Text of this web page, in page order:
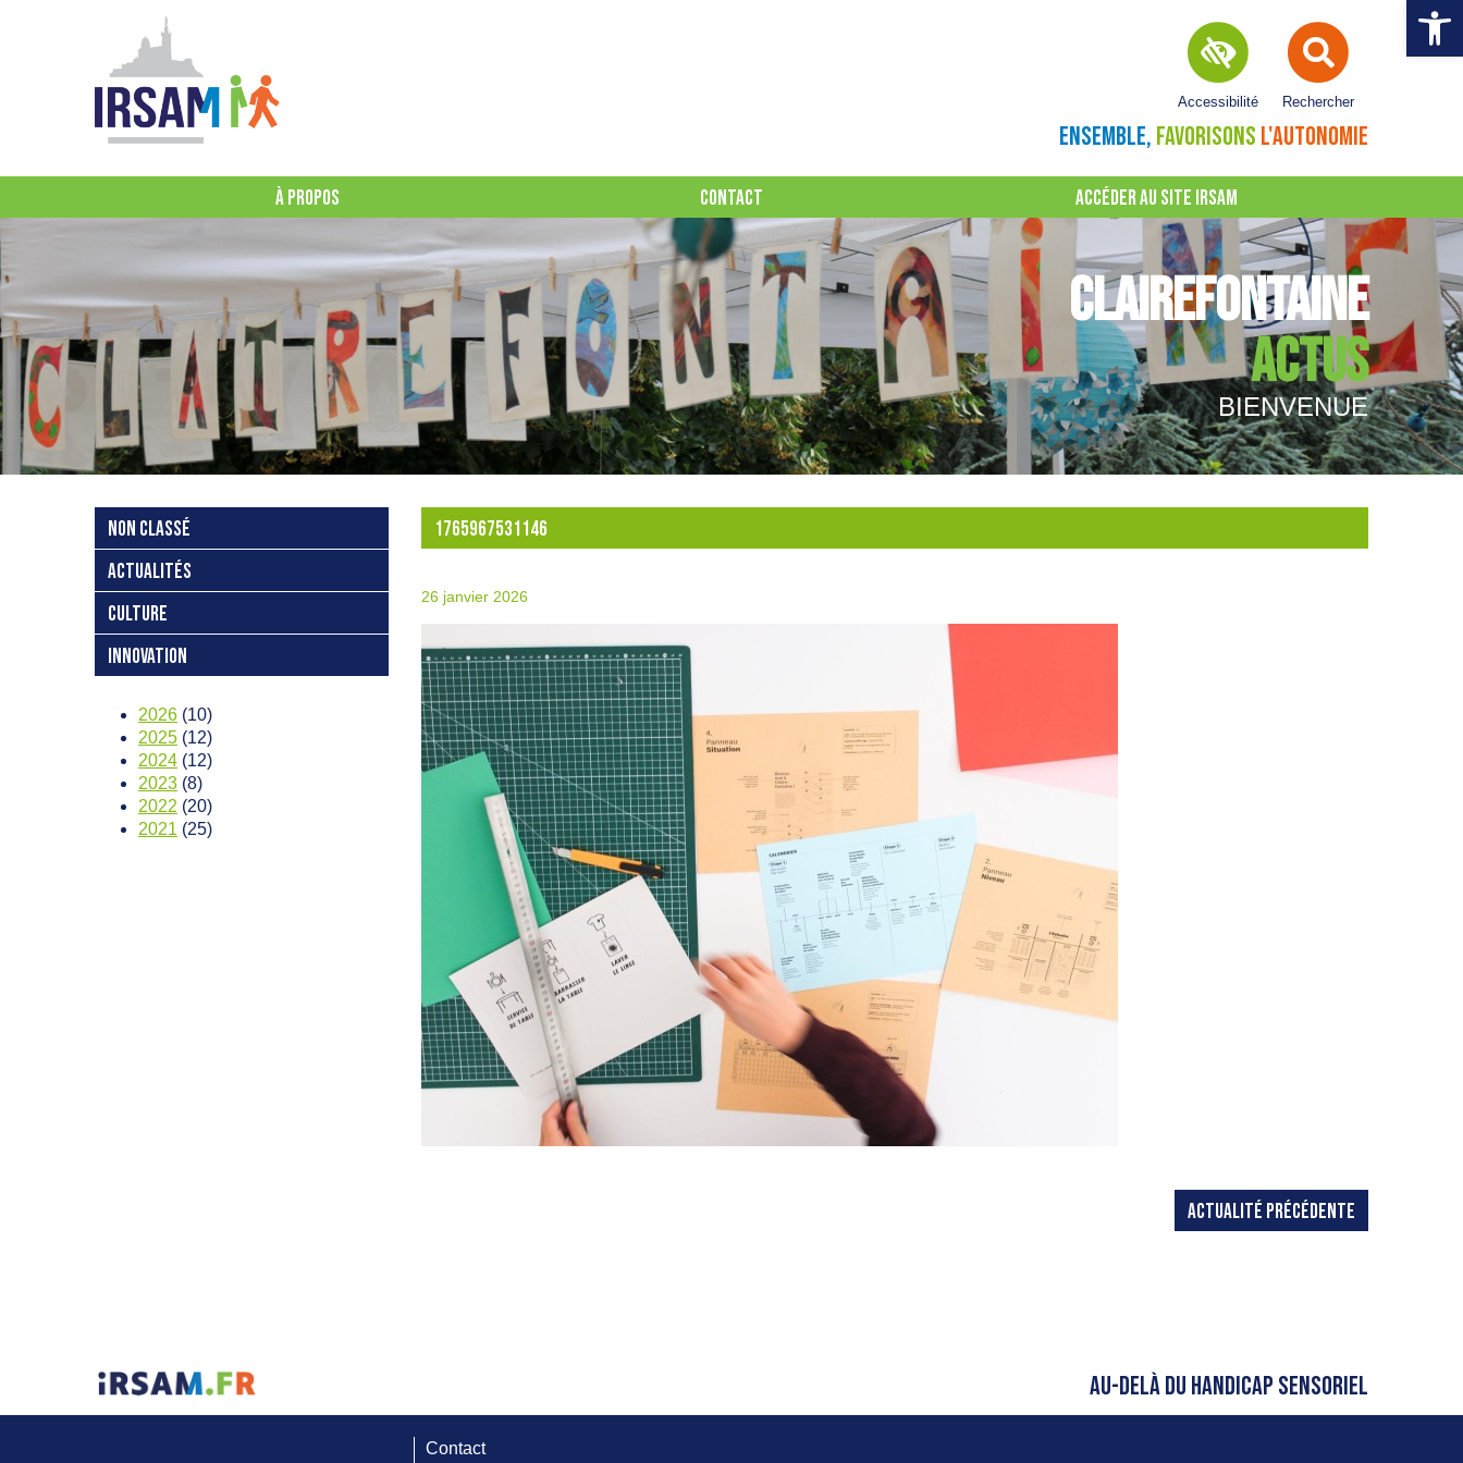
Ouvrir
Rechercher
Accessibilité
ENSEMBLE, FAVORISONS L'AUTONOMIE
À PROPOS CONTACT ACCÉDER AU SITE IRSAM
CLAIREFONTAINE
ACTUS
BIENVENUE
NON CLASSÉ
ACTUALITÉS
CULTURE
INNOVATION
2026 (10)
2025 (12)
2024 (12)
2023 (8)
2022 (20)
2021 (25)
1765967531146
26 janvier 2026
ACTUALITÉ PRÉCÉDENTE
AU-DELÀ DU HANDICAP SENSORIEL
Contact